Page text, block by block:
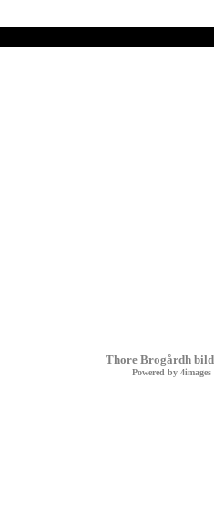
Thore Brogårdh
Powered by 4images